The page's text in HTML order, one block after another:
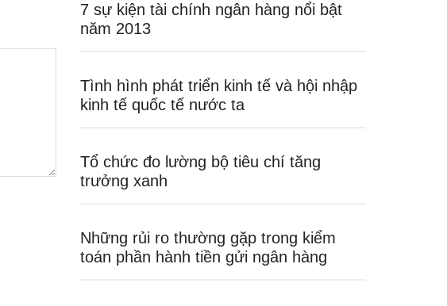
7 sự kiện tài chính ngân hàng nổi bật
năm 2013
Tình hình phát triển kinh tế và hội nhập
kinh tế quốc tế nước ta
Tổ chức đo lường bộ tiêu chí tăng
trưởng xanh
Những rủi ro thường gặp trong kiểm
toán phần hành tiền gửi ngân hàng